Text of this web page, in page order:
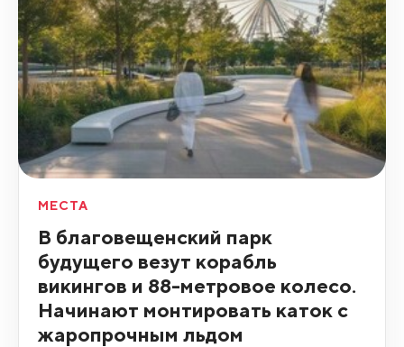
МЕСТА
В благовещенский парк
будущего везут корабль
викингов и 88-метровое колесо.
Начинают монтировать каток с
жаропрочным льдом